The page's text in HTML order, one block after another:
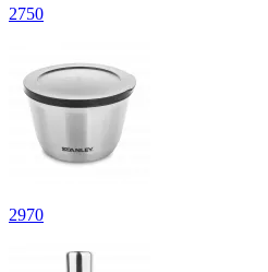
2750
2970